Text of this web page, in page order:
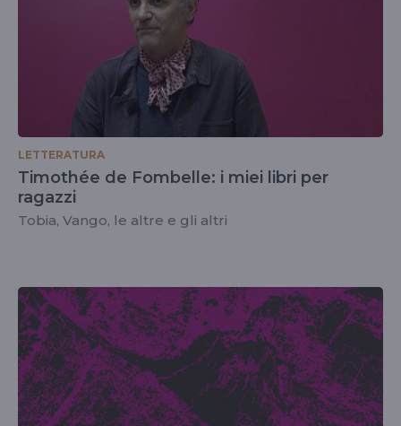
LETTERATURA
Timothée de Fombelle: i miei libri per
ragazzi
Tobia, Vango, le altre e gli altri